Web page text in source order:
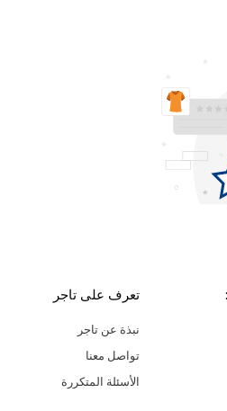
تعرف على تاجر
نبذة عن تاجر
تواصل معنا
الأسئلة المتكررة